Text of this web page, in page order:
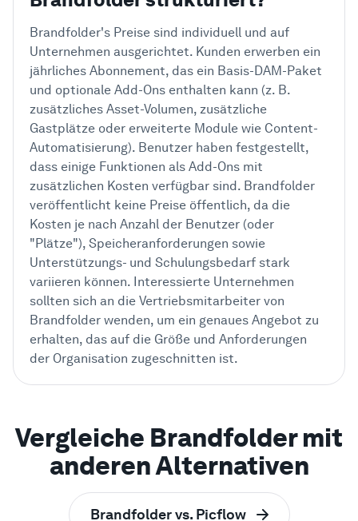
Brandfolder's Preise sind individuell und auf
Unternehmen ausgerichtet. Kunden erwerben ein
jährliches Abonnement, das ein Basis-DAM-Paket
und optionale Add-Ons enthalten kann (z. B.
zusätzliches Asset-Volumen, zusätzliche
Gastplätze oder erweiterte Module wie Content-
Automatisierung). Benutzer haben festgestellt,
dass einige Funktionen als Add-Ons mit
zusätzlichen Kosten verfügbar sind. Brandfolder
veröffentlicht keine Preise öffentlich, da die
Kosten je nach Anzahl der Benutzer (oder
"Plätze"), Speicheranforderungen sowie
Unterstützungs- und Schulungsbedarf stark
variieren können. Interessierte Unternehmen
sollten sich an die Vertriebsmitarbeiter von
Brandfolder wenden, um ein genaues Angebot zu
erhalten, das auf die Größe und Anforderungen
der Organisation zugeschnitten ist.
Vergleiche Brandfolder mit
anderen Alternativen
Brandfolder vs. Picflow